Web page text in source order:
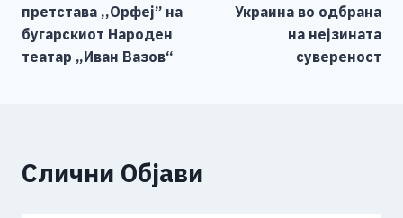
претстава ,,Орфеј” на
бугарскиот Народен
театар „Иван Вазов“
Украина во одбрана
на нејзината
сувереност
Слични Објави